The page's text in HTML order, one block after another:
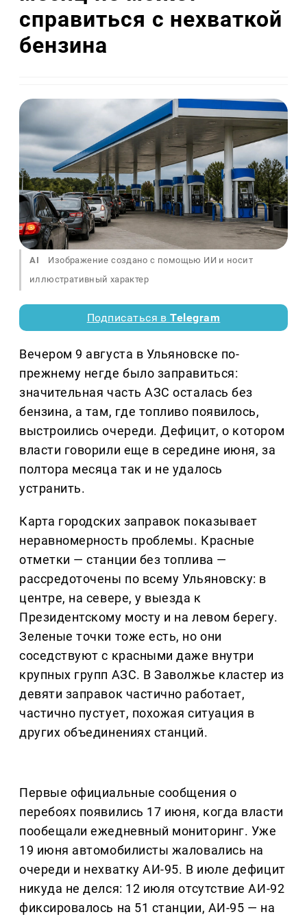
справиться с нехваткой
бензина
AI
Изображение создано с помощью ИИ и носит
иллюстративный характер
Подписаться вTelegram
Вечером 9 августа в Ульяновске по-
прежнему негде было заправиться:
значительная часть АЗС осталась без
бензина, а там, где топливо появилось,
выстроились очереди. Дефицит, о котором
власти говорили еще в середине июня, за
полтора месяца так и не удалось
устранить.
Карта городских заправок показывает
неравномерность проблемы. Красные
отметки — станции без топлива —
рассредоточены по всему Ульяновску: в
центре, на севере, у выезда к
Президентскому мосту и на левом берегу.
Зеленые точки тоже есть, но они
соседствуют с красными даже внутри
крупных групп АЗС. В Заволжье кластер из
девяти заправок частично работает,
частично пустует, похожая ситуация в
других объединениях станций.
Первые официальные сообщения о
перебоях появились 17 июня, когда власти
пообещали ежедневный мониторинг. Уже
19 июня автомобилисты жаловались на
очереди и нехватку АИ-95. В июле дефицит
никуда не делся: 12 июля отсутствие АИ-92
фиксировалось на 51 станции, АИ-95 — на